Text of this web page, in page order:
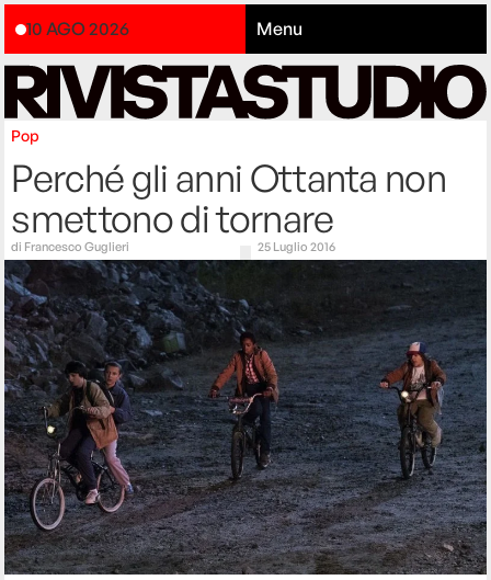
10 AGO 2026 Menu
Pop
Perché gli anni Ottanta non
smettono di tornare
di Francesco Guglieri 25 Luglio 2016